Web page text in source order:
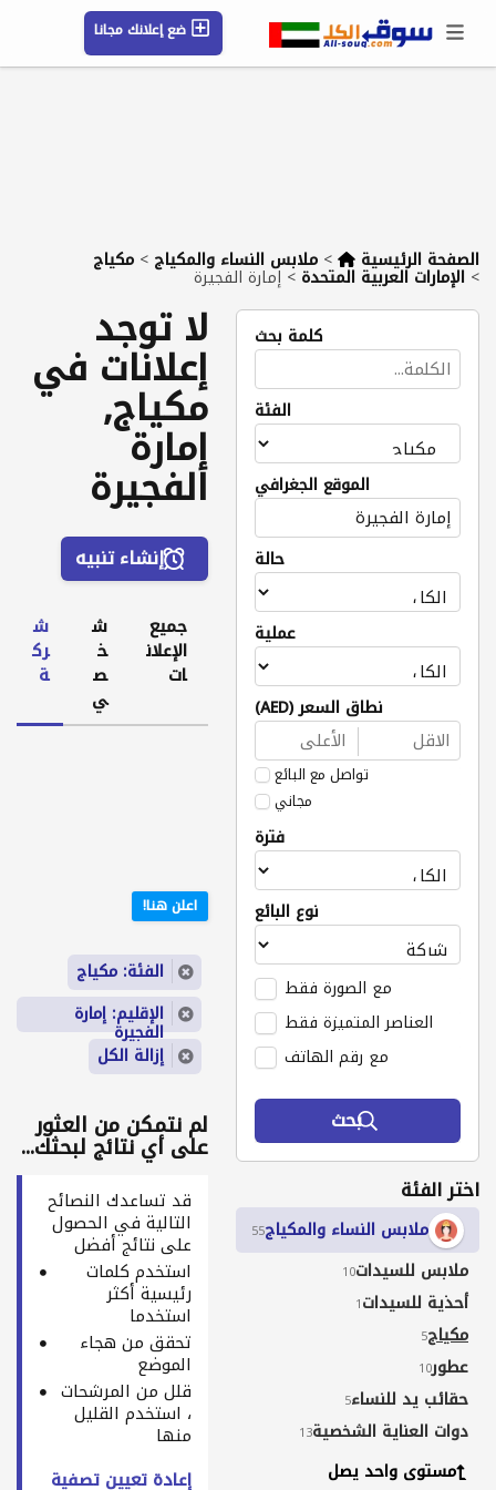
ضع إعلانك مجانا
حسابي / تسجيل
الصفحة الرئيسية > ملابس النساء والمكياج > مكياج
> الإمارات العربية المتحدة > إمارة الفجيرة
كلمة بحث
الفئة
الموقع الجغرافي
حالة
عملية
نطاق السعر (AED)
تواصل مع البائع
مجاني
فترة
نوع البائع
مع الصورة فقط
العناصر المتميزة فقط
مع رقم الهاتف
بحث
اختر الفئة
ملابس النساء والمكياج55
ملابس للسيدات10
أحذية للسيدات1
مكياج5
عطور10
حقائب يد للنساء5
دوات العناية الشخصية13
مستوى واحد يصل
لا توجد
إعلانات في
مكياج,
إمارة
الفجيرة
إنشاء تنبيه
جميع
الإعلان
ات
ش
خ
ص
ي
ش
رك
ة
اعلن هنا!
الفئة: مكياج
الإقليم: إمارة
الفجيرة
إزالة الكل
لم نتمكن من العثور
على أي نتائج لبحثك...
قد تساعدك النصائح
التالية في الحصول
على نتائج أفضل
استخدم كلمات
رئيسية أكثر
استخدما
تحقق من هجاء
الموضع
قلل من المرشحات
، استخدم القليل
منها
إعادة تعيين تصفية